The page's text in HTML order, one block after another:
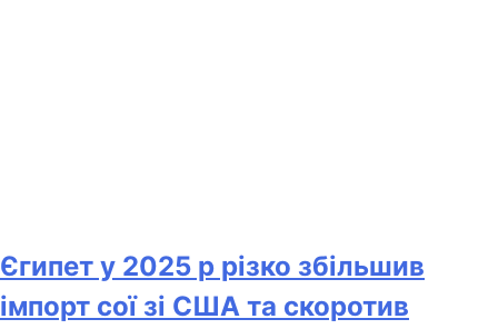
Єгипет у 2025 р різко збільшив
імпорт сої зі США та скоротив